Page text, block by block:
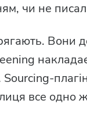
чи не
Вони
все